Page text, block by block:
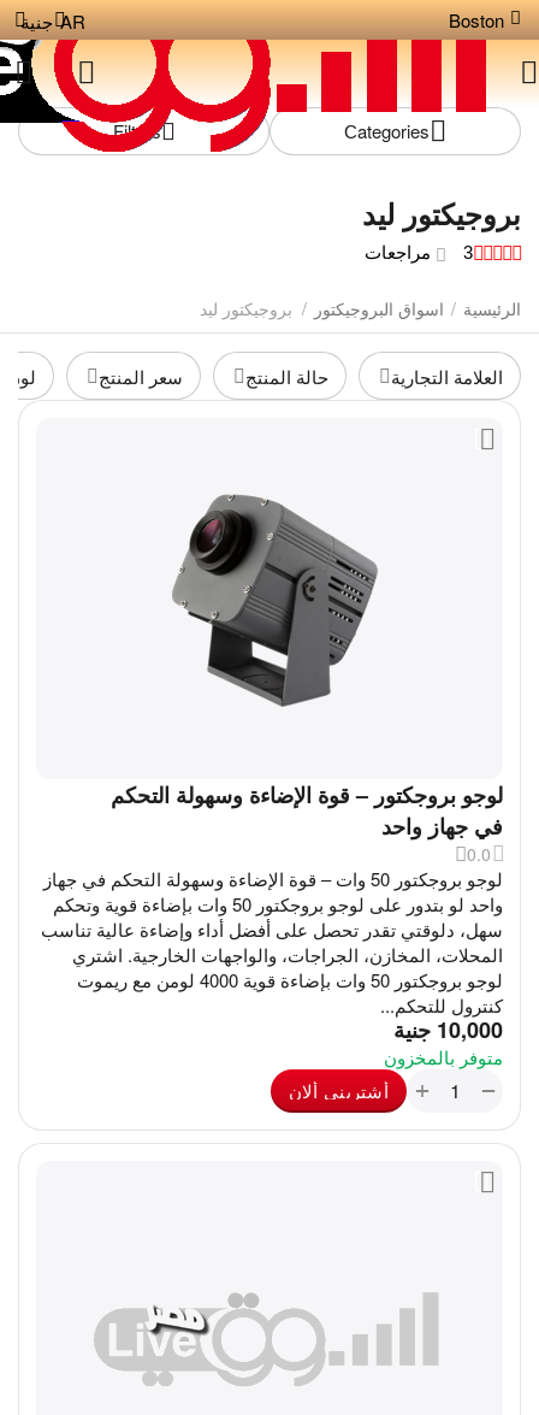
Boston جنية AR
Сategories
Filters
بروجيكتور ليد
3 مراجعات
الرئيسية / اسواق البروجيكتور / بروجيكتور ليد
العلامة التجارية حالة المنتج سعر المنتج لون
لوجو بروجكتور – قوة الإضاءة وسهولة التحكم
في جهاز واحد
0.0
لوجو بروجكتور 50 وات – قوة الإضاءة وسهولة التحكم في جهاز
واحد لو بتدور على لوجو بروجكتور 50 وات بإضاءة قوية وتحكم
سهل، دلوقتي تقدر تحصل على أفضل أداء وإضاءة عالية تناسب
المحلات، المخازن، الجراجات، والواجهات الخارجية. اشتري
لوجو بروجكتور 50 وات بإضاءة قوية 4000 لومن مع ريموت
كنترول للتحكم...
جنية 10,000
متوفر بالمخزون
+ − أشترينى ألان